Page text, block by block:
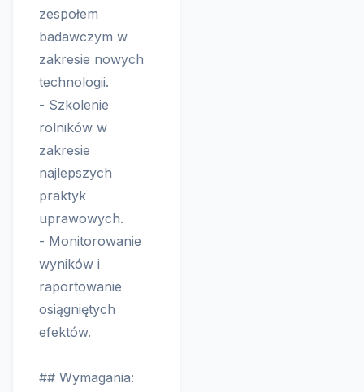
zespołem
badawczym w
zakresie nowych
technologii.
- Szkolenie
rolników w
zakresie
najlepszych
praktyk
uprawowych.
- Monitorowanie
wyników i
raportowanie
osiągniętych
efektów.
## Wymagania: